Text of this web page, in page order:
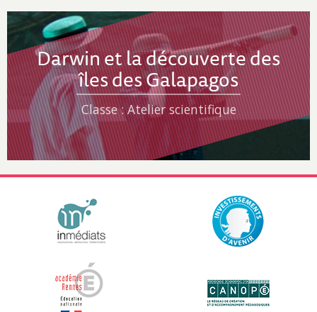
Darwin et la découverte des
îles des Galapagos
Classe : Atelier scientifique